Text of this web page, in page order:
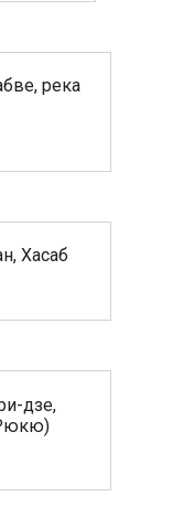
река
Хасаб
дзе,